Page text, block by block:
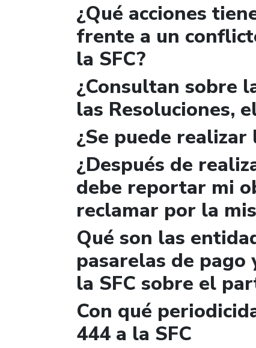
¿Qué acciones
frente a un
la SFC?
¿Consultan sobre
las Resoluciones,
¿Se puede
¿Después de
debe reportar mi
reclamar por la
Qué son las
pasarelas de
la SFC sobre el
Con qué
444 a la SFC